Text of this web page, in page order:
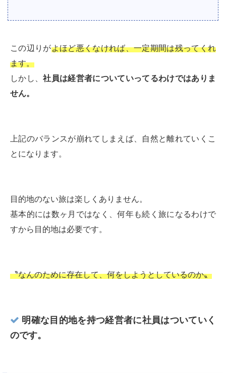
この辺りがよほど悪くなければ、一定期間は残ってくれ
ます。
しかし、社員は経営者についていってるわけではありま
せん。
上記のバランスが崩れてしまえば、自然と離れていくこ
とになります。
目的地のない旅は楽しくありません。
基本的には数ヶ月ではなく、何年も続く旅になるわけで
すから目的地は必要です。
〝なんのために存在して、何をしようとしているのか〟
明確な目的地を持つ経営者に社員はついていく
のです。